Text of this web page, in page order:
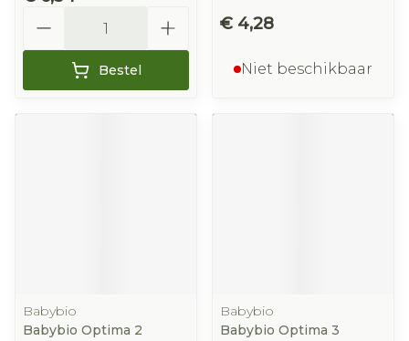
Bestel
€ 4,28
Niet beschikbaar
Babybio
Babybio Optima 2
Babybio
Babybio Optima 3